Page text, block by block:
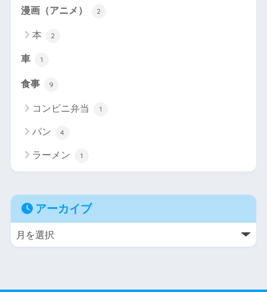
漫画（アニメ） 2
本 2
車 1
食事 9
コンビニ弁当 1
パン 4
ラーメン 1
アーカイブ